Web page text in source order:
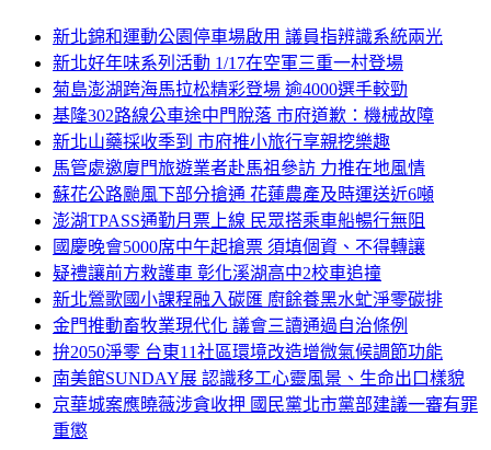
新北錦和運動公園停車場啟用 議員指辨識系統兩光
新北好年味系列活動 1/17在空軍三重一村登場
菊島澎湖跨海馬拉松精彩登場 逾4000選手較勁
基隆302路線公車途中門脫落 市府道歉：機械故障
新北山藥採收季到 市府推小旅行享親挖樂趣
馬管處邀廈門旅遊業者赴馬祖參訪 力推在地風情
蘇花公路颱風下部分搶通 花蓮農產及時運送近6噸
澎湖TPASS通勤月票上線 民眾搭乘車船暢行無阻
國慶晚會5000席中午起搶票 須填個資、不得轉讓
疑禮讓前方救護車 彰化溪湖高中2校車追撞
新北鶯歌國小課程融入碳匯 廚餘養黑水虻淨零碳排
金門推動畜牧業現代化 議會三讀通過自治條例
拚2050淨零 台東11社區環境改造增微氣候調節功能
南美館SUNDAY展 認識移工心靈風景、生命出口樣貌
京華城案應曉薇涉貪收押 國民黨北市黨部建議一審有罪
重懲